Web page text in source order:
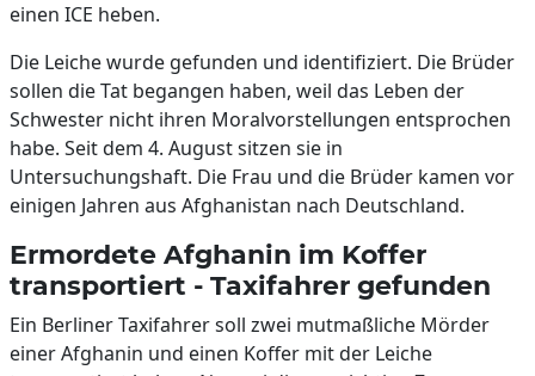
einen ICE heben.
Die Leiche wurde gefunden und identifiziert. Die Brüder
sollen die Tat begangen haben, weil das Leben der
Schwester nicht ihren Moralvorstellungen entsprochen
habe. Seit dem 4. August sitzen sie in
Untersuchungshaft. Die Frau und die Brüder kamen vor
einigen Jahren aus Afghanistan nach Deutschland.
Ermordete Afghanin im Koffer
transportiert - Taxifahrer gefunden
Ein Berliner Taxifahrer soll zwei mutmaßliche Mörder
einer Afghanin und einen Koffer mit der Leiche